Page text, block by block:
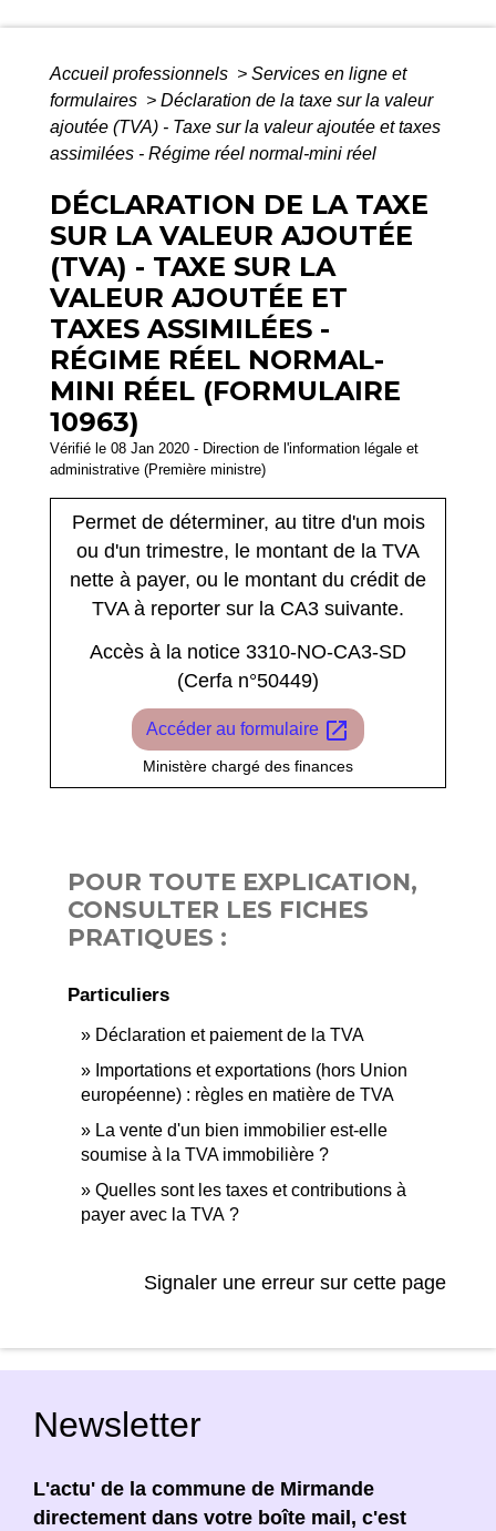
Accueil professionnels > Services en ligne et
formulaires > Déclaration de la taxe sur la valeur
ajoutée (TVA) - Taxe sur la valeur ajoutée et taxes
assimilées - Régime réel normal-mini réel
DÉCLARATION DE LA TAXE
SUR LA VALEUR AJOUTÉE
(TVA) - TAXE SUR LA
VALEUR AJOUTÉE ET
TAXES ASSIMILÉES -
RÉGIME RÉEL NORMAL-
MINI RÉEL (FORMULAIRE
10963)
Vérifié le 08 Jan 2020 - Direction de l'information légale et
administrative (Première ministre)
Permet de déterminer, au titre d'un mois
ou d'un trimestre, le montant de la TVA
nette à payer, ou le montant du crédit de
TVA à reporter sur la CA3 suivante.
Accès à la notice 3310-NO-CA3-SD
(Cerfa n°50449)
Accéder au formulaire open_in_new
Ministère chargé des finances
POUR TOUTE EXPLICATION,
CONSULTER LES FICHES
PRATIQUES :
Particuliers
Déclaration et paiement de la TVA
Importations et exportations (hors Union
européenne) : règles en matière de TVA
La vente d'un bien immobilier est-elle
soumise à la TVA immobilière ?
Quelles sont les taxes et contributions à
payer avec la TVA ?
Signaler une erreur sur cette page
Newsletter
L'actu' de la commune de Mirmande
directement dans votre boîte mail, c'est